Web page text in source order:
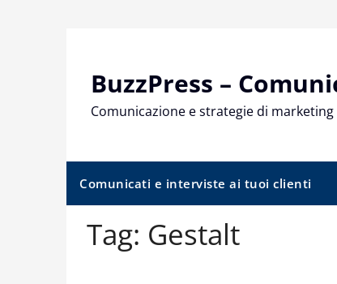
BuzzPress –
Comunicazione e strategie di marketing
Comunicati e interviste ai tuoi clienti
Tag: Gestalt